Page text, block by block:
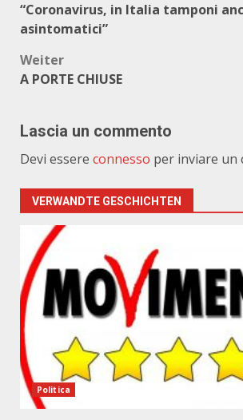
“Coronavirus, in Italia tamponi
asintomatici”
Weiter
A PORTE CHIUSE
Lascia un commento
Devi essere connesso per inviare un
VERWANDTE GESCHICHTEN
Politica